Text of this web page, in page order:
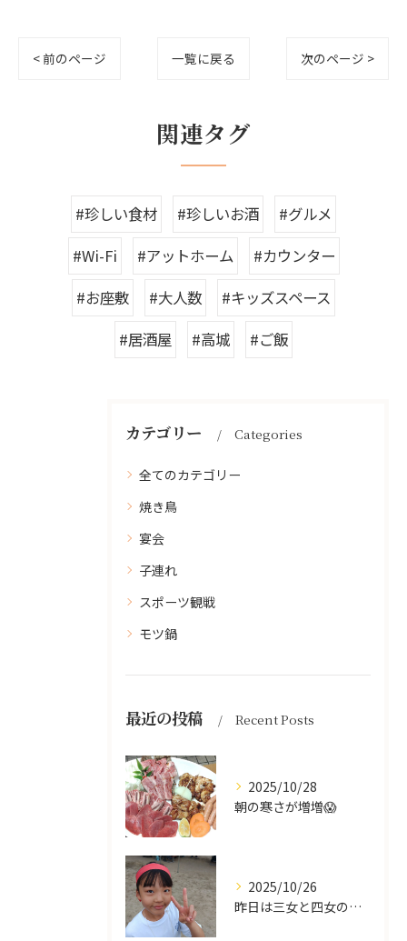
< 前のページ 一覧に戻る 次のページ >
関連タグ
#珍しい食材 #珍しいお酒
#グルメ
#Wi-Fi
#アットホーム
#カウンター
#お座敷
#大人数
#キッズスペース
#居酒屋
#高城 #ご飯
カテゴリー Categories
全てのカテゴリー
焼き鳥
宴会
子連れ
スポーツ観戦
モツ鍋
最近の投稿 Recent Posts
2025/10/28
朝の寒さが増増😱
2025/10/26
昨日は三女と四女の運動会🥰